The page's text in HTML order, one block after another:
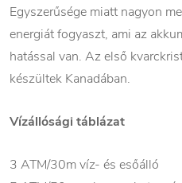
Egyszerűsége miatt nagyon
energiát fogyaszt, ami az
hatással van. Az első
készültek Kanadában.
Vízállósági táblázat
3 ATM/30m víz- és esőálló